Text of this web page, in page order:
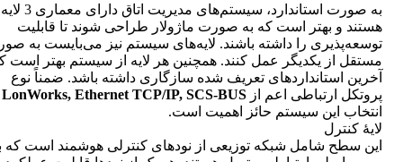
به صورت استاندارد، سیستم‌های مدیریت اتاق دارای معماری 3 لایه
هستند و بهتر است که به صورت ماژولار طراحی شوند تا قابلیت
توسعه‌پذیری را داشته باشند. لایه‌های سیستم نیز می‌بایست به
مستقل از یکدیگر عمل کنند. همچنین هر لایه از سیستم بهتر است
آخرین استانداردهای تعریف شده سازگاری داشته باشد. ضمناً نوع
پروتکل ارتباطی اعم از
LonWorks, Ethernet TCP/IP, SCS-BUS
انتخاب این سیستم حائز اهمیت است.
لایۀ کنترل
این سطح شامل شبکه توزیعی از نودهای کنترلی هوشمند است که